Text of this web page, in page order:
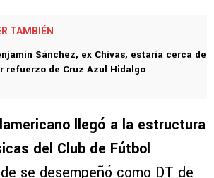
TAMBIÉN
Sánchez, ex Chivas, estaría cerca de
refuerzo de Cruz Azul Hidalgo
llegó a la estructura
del Club de Fútbol
se desempeñó como DT de